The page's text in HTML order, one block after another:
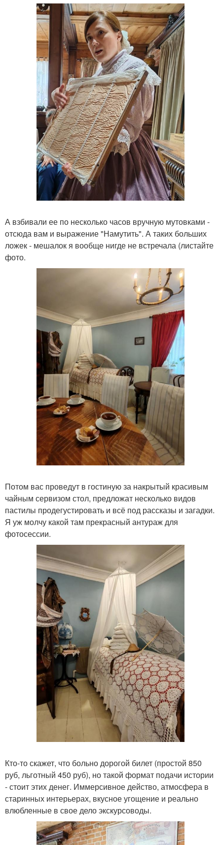
А взбивали ее по несколько часов вручную мутовками -
отсюда вам и выражение "Намутить". А таких больших
ложек - мешалок я вообще нигде не встречала (листайте
фото.
Потом вас проведут в гостиную за накрытый красивым
чайным сервизом стол, предложат несколько видов
пастилы продегустировать и всё под рассказы и загадки.
Я уж молчу какой там прекрасный антураж для
фотосессии.
Кто-то скажет, что больно дорогой билет (простой 850
руб, льготный 450 руб), но такой формат подачи истории
- стоит этих денег. Иммерсивное действо, атмосфера в
старинных интерьерах, вкусное угощение и реально
влюбленные в свое дело экскурсоводы.